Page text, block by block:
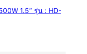
1.5″ รุ่น : HD-